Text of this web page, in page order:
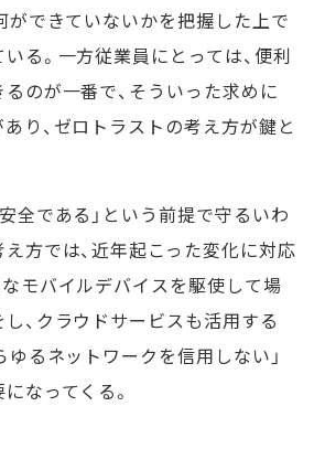
ができていないかを把握した上で
る。一方従業員にとっては、便利
のが一番で、そういった求めに
り、ゼロトラストの考え方が鍵と
全である」という前提で守るいわ
方では、近年起こった変化に対応
モバイルデバイスを駆使して場
、クラウドサービスも活用する
ゆるネットワークを信用しない」
なってくる。